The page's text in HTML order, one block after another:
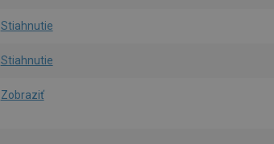
Stiahnutie
Stiahnutie
Zobraziť